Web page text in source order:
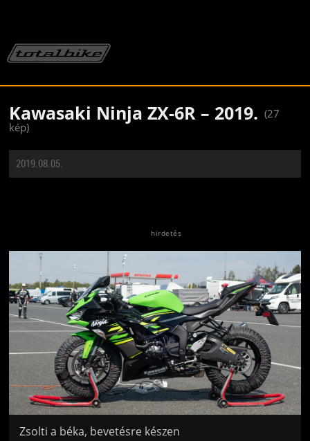
Kawasaki Ninja ZX-6R – 2019. (27
kép)
2019.08.05.
Jön még kép!
Zsolti a béka, bevetésre készen